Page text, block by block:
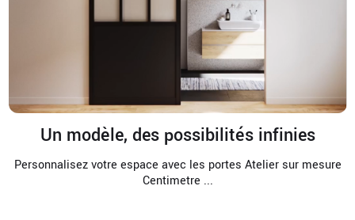
Un modèle, des possibilités infinies
Personnalisez votre espace avec les portes Atelier sur mesure
Centimetre ...